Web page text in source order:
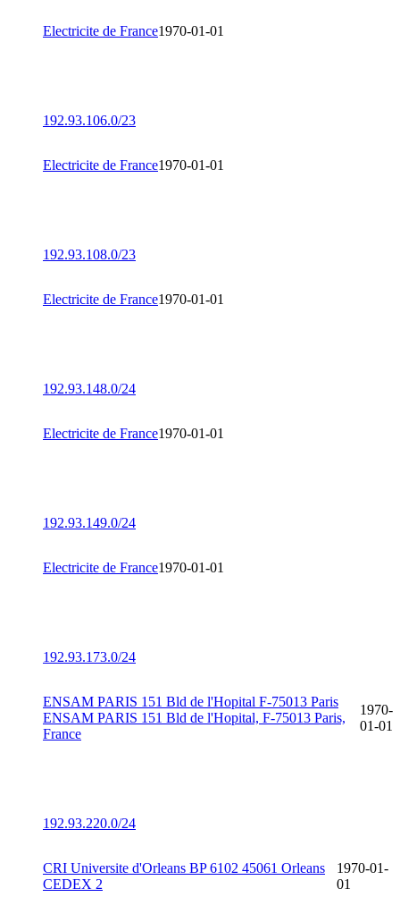
Electricite de France1970-01-01
192.93.106.0/23
Electricite de France1970-01-01
192.93.108.0/23
Electricite de France1970-01-01
192.93.148.0/24
Electricite de France1970-01-01
192.93.149.0/24
Electricite de France1970-01-01
192.93.173.0/24
ENSAM PARIS 151 Bld de l'Hopital F-75013 Paris
ENSAM PARIS 151 Bld de l'Hopital, F-75013 Paris,
France
1970-
01-01
192.93.220.0/24
CRI Universite d'Orleans BP 6102 45061 Orleans
CEDEX 2
1970-01-
01